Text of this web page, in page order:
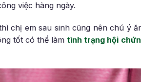
việc hàng ngày.
chị em sau sinh cũng nên chú ý
tốt có thể làmtình trạng hội